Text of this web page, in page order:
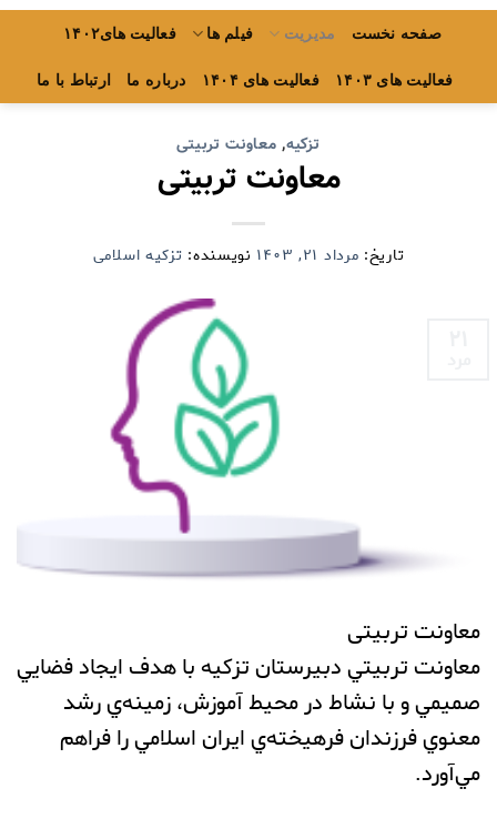
صفحه نخست مدیریت فیلم ها فعالیت های۱۴۰۲
فعالیت های ۱۴۰۳ فعالیت های ۱۴۰۴ درباره ما ارتباط با ما
تزکیه, معاونت تربیتی
معاونت تربیتی
تاریخ: مرداد ۲۱, ۱۴۰۳ نویسنده: تزکیه اسلامی
معاونت تربیتی
معاونت تربيتي دبيرستان تزکیه با هدف ايجاد فضايي
صميمي و با نشاط در محيط آموزش، زمينه‌ي رشد
معنوي فرزندان فرهيخته‌ي ايران اسلامي را فراهم
مي‌آورد.